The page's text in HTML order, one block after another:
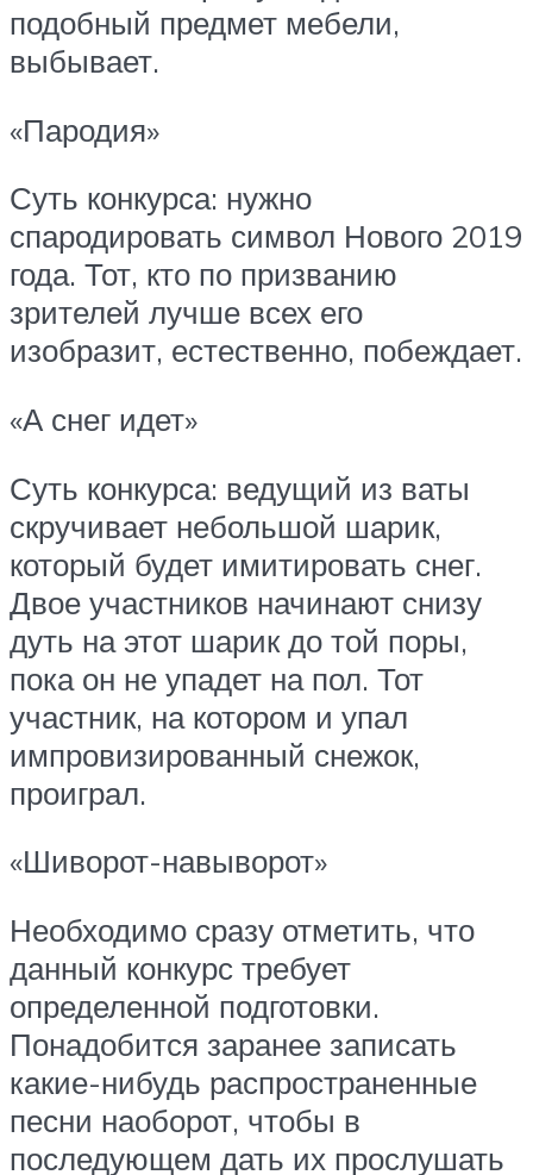
подобный предмет мебели,
выбывает.
«Пародия»
Суть конкурса: нужно
спародировать символ Нового 2019
года. Тот, кто по призванию
зрителей лучше всех его
изобразит, естественно, побеждает.
«А снег идет»
Суть конкурса: ведущий из ваты
скручивает небольшой шарик,
который будет имитировать снег.
Двое участников начинают снизу
дуть на этот шарик до той поры,
пока он не упадет на пол. Тот
участник, на котором и упал
импровизированный снежок,
проиграл.
«Шиворот-навыворот»
Необходимо сразу отметить, что
данный конкурс требует
определенной подготовки.
Понадобится заранее записать
какие-нибудь распространенные
песни наоборот, чтобы в
последующем дать их прослушать